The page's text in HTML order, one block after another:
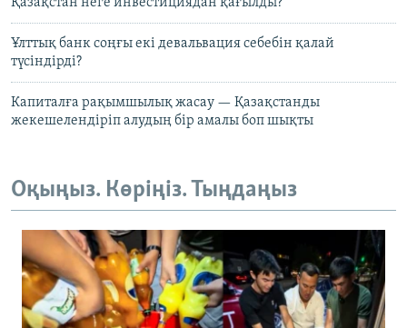
Қазақстан неге инвестициядан қағылды?
Ұлттық банк соңғы екі девальвация себебін қалай
түсіндірді?
Капиталға рақымшылық жасау — Қазақстанды
жекешелендіріп алудың бір амалы боп шықты
Оқыңыз. Көріңіз. Тыңдаңыз